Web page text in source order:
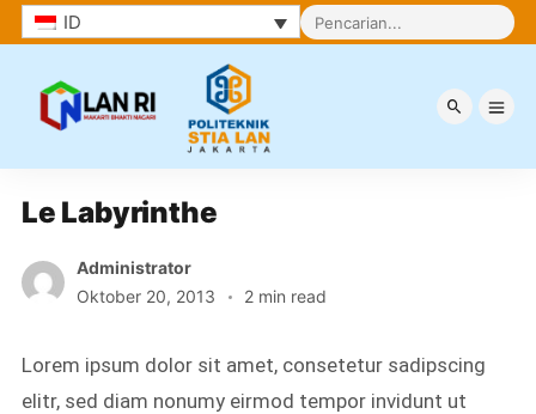
ID
Le Labyrinthe
Administrator
Oktober 20, 2013
2 min read
Lorem ipsum dolor sit amet, consetetur sadipscing
elitr, sed diam nonumy eirmod tempor invidunt ut